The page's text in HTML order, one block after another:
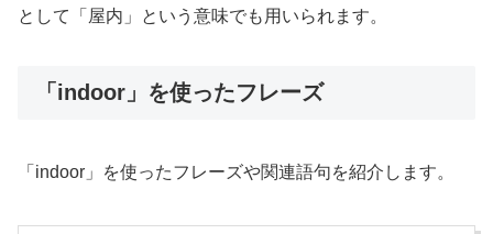
として「屋内」という意味でも用いられます。
「indoor」を使ったフレーズ
「indoor」を使ったフレーズや関連語句を紹介します。